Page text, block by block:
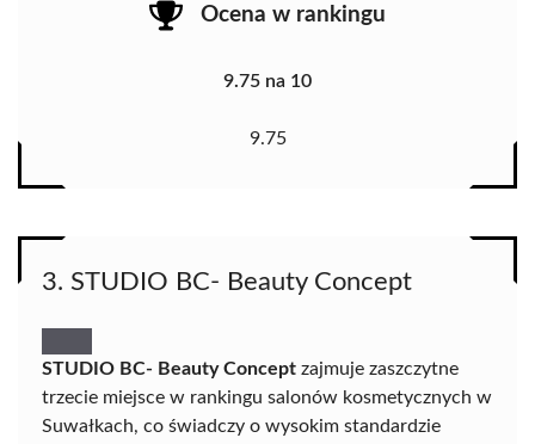
Ocena w rankingu
9.75 na 10
9.75
3. STUDIO BC- Beauty Concept
STUDIO BC- Beauty Concept zajmuje zaszczytne
trzecie miejsce w rankingu salonów kosmetycznych w
Suwałkach, co świadczy o wysokim standardzie